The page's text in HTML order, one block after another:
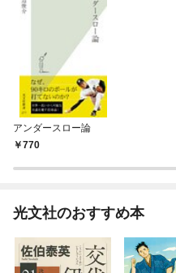
アンダースロー論
770
光文社のおすすめ本